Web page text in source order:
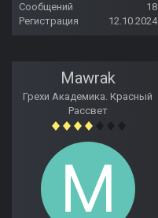
Сообщений
18
Регистрация
12.10.2024
Mawrak
Грехи Академика. Красный
Рассвет